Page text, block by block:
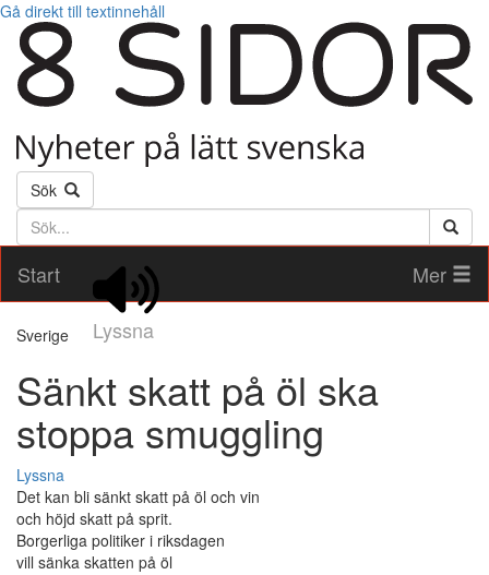
Gå direkt till textinnehåll
Sök
Söktext
Start
Lyssna
Mer
Sverige
Sänkt skatt på öl ska
stoppa smuggling
Lyssna
Det kan bli sänkt skatt på öl och vin
och höjd skatt på sprit.
Borgerliga politiker i riksdagen
vill sänka skatten på öl